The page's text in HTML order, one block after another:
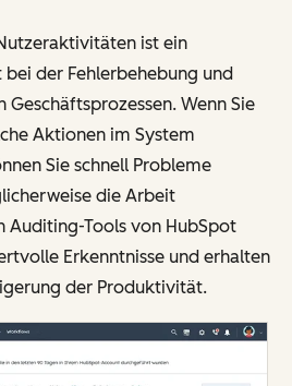
ist ein
der Fehlerbehebung und
Wenn Sie
Aktionen im System
Sie schnell Probleme
die Arbeit
Auditing-Tools von HubSpot
Erkenntnisse und erhalten
der Produktivität.